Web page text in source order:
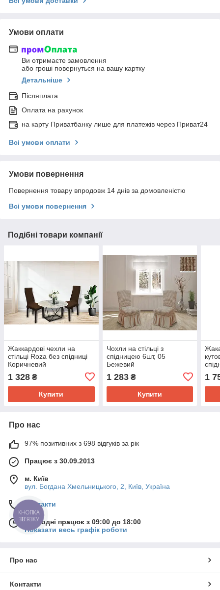
Умови оплати
Ви отримаєте замовлення
або гроші повернуться на вашу картку
Детальніше
Післяплата
Оплата на рахунок
на карту Приватбанку лише для платежів через Приват24
Всі умови оплати
Умови повернення
Повернення товару впродовж 14 днів за домовленістю
Всі умови повернення
Подібні товари компанії
Жаккардові чехли на
стільці Roza без спідниці
Коричневий
1 328 ₴
Купити
Чохли на стільці з
спідницею 6шт, 05
Бежевий
1 283₴
Купити
1
Про нас
97% позитивних з 698 відгуків за рік
Працює з 30.09.2013
м. Київ
вул. Богдана Хмельницького, 2, Київ, Україна
Контакти
Сьогодні працює з 09:00 до 18:00
Показати весь графік роботи
Про нас
Контакти
КНОПКА
ЗВ'ЯЗКУ